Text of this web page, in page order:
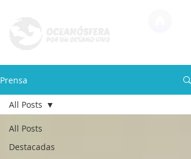
Prensa
All Posts
Destacadas
All Posts